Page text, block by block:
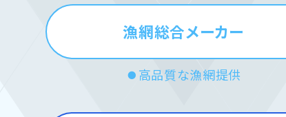
漁網総合メーカー
● 高品質な漁網提供